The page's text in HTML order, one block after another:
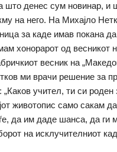
што денес сум новинар, и
на него. На Михајло
за каде имав покана
хонорарот од весникот
весник на
ми врачи решение за
„Каков учител, ти си
животопис само сакам
да им даде шанса, да ги
на исклучителниот